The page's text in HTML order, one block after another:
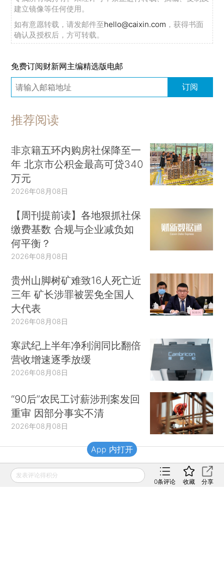
建立镜像等任何使用。
如有意愿转载，请发邮件至hello@caixin.com ，获得书面
确认及授权后，方可转载。
免费订阅财新网主编精选版电邮
订阅
推荐阅读
非京籍五环内购房社保降至一
年 北京市公积金最高可贷340
万元
2026年08月08日
【周刊提前读】各地狠抓社保
缴费基数 合规与企业减负如
何平衡？
2026年08月08日
贵州山脚树矿难致16人死亡近
三年 矿长涉罪被罢免全国人
大代表
2026年08月08日
寒武纪上半年净利润同比翻倍
营收增速逐季放缓
2026年08月08日
“90后”农民工讨薪涉刑案发回
重审 因部分事实不清
2026年08月08日
财新移动
发表评论得积分
0条评论 收藏 分享
App 内打开